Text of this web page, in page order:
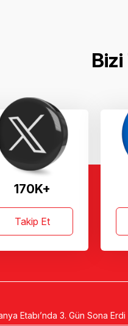
170K+
Takip Et
Etabı’nda 3. Gün Sona Erdi